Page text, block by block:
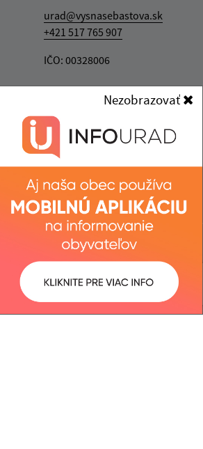
Nezobrazovať
urad@vysnasebastova.sk
+421 517 765 907
IČO: 00328006